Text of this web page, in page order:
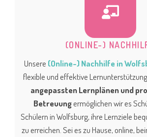
(ONLINE-)
Unsere (Online-) Nachhilfe in
flexible und effektive
angepassten Lernplänen und
Betreuungermöglichen wir es
Schülern in Wolfsburg, ihre Lernziele
zu erreichen. Sei es zu Hause, online,